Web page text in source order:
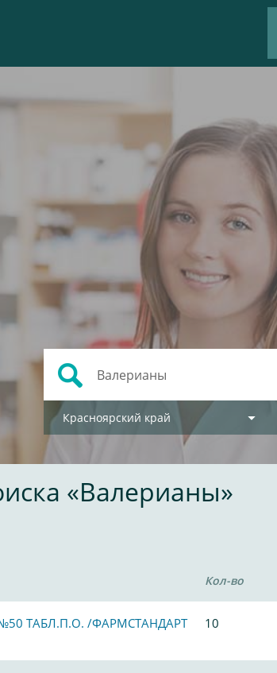
Красноярский край
«Валерианы»
Кол-во
ТАБЛ.П.О. /ФАРМСТАНДАРТ
10